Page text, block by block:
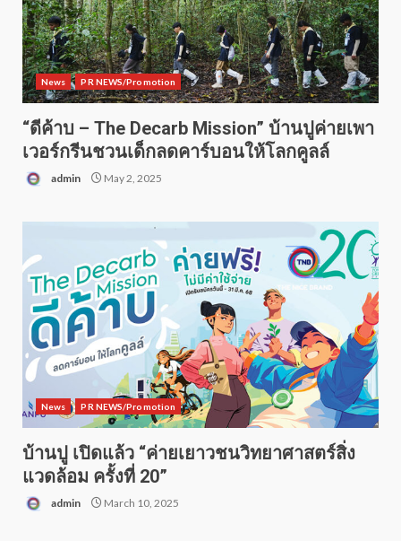
News PR NEWS/Promotion
“ดีค้าบ – The Decarb Mission” บ้านปูค่ายเพา
เวอร์กรีนชวนเด็กลดคาร์บอนให้โลกคูลล์
admin May 2, 2025
News PR NEWS/Promotion
บ้านปู เปิดแล้ว “ค่ายเยาวชนวิทยาศาสตร์สิ่ง
แวดล้อม ครั้งที่ 20”
admin March 10, 2025